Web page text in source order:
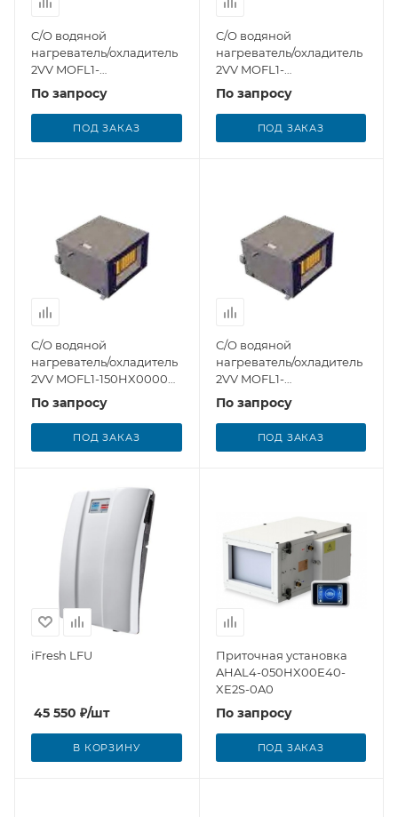
C/O водяной
нагреватель/охладитель
2VV MOFL1-
040HX00000-XC3X-0A0
(внешний модуль)
По запросу
ПОД ЗАКАЗ
C/O водяной
нагреватель/охладитель
2VV MOFL1-
070HX00000-XC3X-0A0
(внешний модуль)
По запросу
ПОД ЗАКАЗ
C/O водяной
нагреватель/охладитель
2VV MOFL1-150HX00000-
XC3X-0A0 (внешний
модуль)
По запросу
ПОД ЗАКАЗ
C/O водяной
нагреватель/охладитель
2VV MOFL1-
200HX00000-XC3X-0A0
(внешний модуль)
По запросу
ПОД ЗАКАЗ
iFresh LFU
45 550 ₽/шт
В КОРЗИНУ
Приточная установка
AHAL4-050HX00E40-
XE2S-0A0
По запросу
ПОД ЗАКАЗ